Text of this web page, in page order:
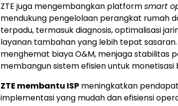
ZTE juga mengembangkan platformsmart
mendukung pengelolaan perangkat rumah
terpadu, termasuk diagnosis, optimalisasi
layanan tambahan yang lebih tepat
menghemat biaya O&M, menjaga stabilitas
membangun sistem efisien untuk monetisasi
ZTE membantu ISP meningkatkan
implementasi yang mudah dan efisiensi